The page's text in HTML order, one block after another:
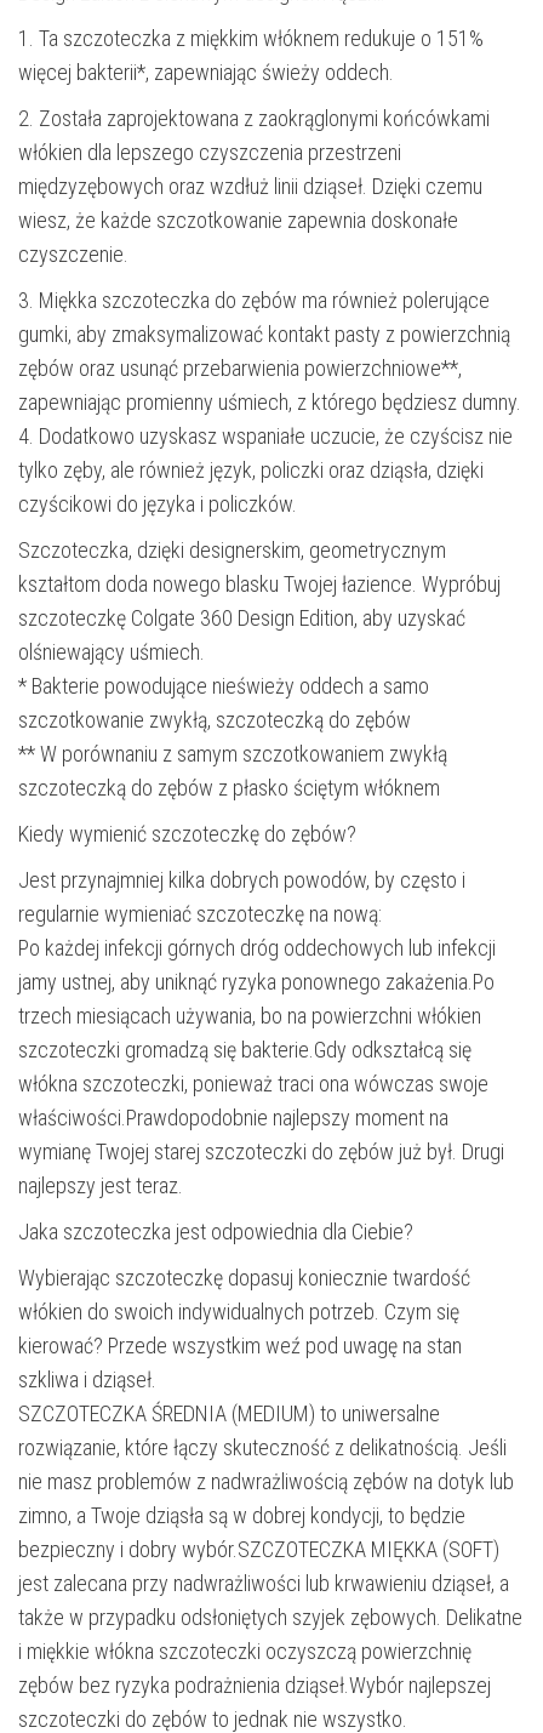
1. Ta szczoteczka z miękkim włóknem redukuje o 151%
więcej bakterii*, zapewniając świeży oddech.
2. Została zaprojektowana z zaokrąglonymi końcówkami
włókien dla lepszego czyszczenia przestrzeni
międzyzębowych oraz wzdłuż linii dziąseł. Dzięki czemu
wiesz, że każde szczotkowanie zapewnia doskonałe
czyszczenie.
3. Miękka szczoteczka do zębów ma również polerujące
gumki, aby zmaksymalizować kontakt pasty z powierzchnią
zębów oraz usunąć przebarwienia powierzchniowe**,
zapewniając promienny uśmiech, z którego będziesz dumny.
4. Dodatkowo uzyskasz wspaniałe uczucie, że czyścisz nie
tylko zęby, ale również język, policzki oraz dziąsła, dzięki
czyścikowi do języka i policzków.
Szczoteczka, dzięki designerskim, geometrycznym
kształtom doda nowego blasku Twojej łazience. Wypróbuj
szczoteczkę Colgate 360 ​​Design Edition, aby uzyskać
olśniewający uśmiech.
* Bakterie powodujące nieświeży oddech a samo
szczotkowanie zwykłą, szczoteczką do zębów
** W porównaniu z samym szczotkowaniem zwykłą
szczoteczką do zębów z płasko ściętym włóknem
Kiedy wymienić szczoteczkę do zębów?
Jest przynajmniej kilka dobrych powodów, by często i
regularnie wymieniać szczoteczkę na nową:
Po każdej infekcji górnych dróg oddechowych lub infekcji
jamy ustnej, aby uniknąć ryzyka ponownego zakażenia.Po
trzech miesiącach używania, bo na powierzchni włókien
szczoteczki gromadzą się bakterie.Gdy odkształcą się
włókna szczoteczki, ponieważ traci ona wówczas swoje
właściwości.Prawdopodobnie najlepszy moment na
wymianę Twojej starej szczoteczki do zębów już był. Drugi
najlepszy jest teraz.
Jaka szczoteczka jest odpowiednia dla Ciebie?
Wybierając szczoteczkę dopasuj koniecznie twardość
włókien do swoich indywidualnych potrzeb. Czym się
kierować? Przede wszystkim weź pod uwagę na stan
szkliwa i dziąseł.
SZCZOTECZKA ŚREDNIA (MEDIUM) to uniwersalne
rozwiązanie, które łączy skuteczność z delikatnością. Jeśli
nie masz problemów z nadwrażliwością zębów na dotyk lub
zimno, a Twoje dziąsła są w dobrej kondycji, to będzie
bezpieczny i dobry wybór.SZCZOTECZKA MIĘKKA (SOFT)
jest zalecana przy nadwrażliwości lub krwawieniu dziąseł, a
także w przypadku odsłoniętych szyjek zębowych. Delikatne
i miękkie włókna szczoteczki oczyszczą powierzchnię
zębów bez ryzyka podrażnienia dziąseł.Wybór najlepszej
szczoteczki do zębów to jednak nie wszystko.